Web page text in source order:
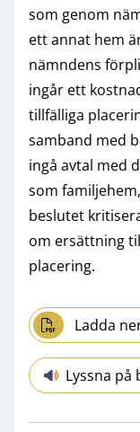
som genom
ett annat hem
nämndens
ingår ett
tillfälliga
samband med
ingå avtal med
som
beslutet
om ersättning
placering.
Ladda
Lyssna på